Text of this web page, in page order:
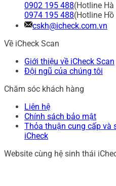
0902 195 488(Hotline Hà
0974 195 488(Hotline
cskh@icheck.com.vn
Về iCheck Scan
Giới thiệu về iCheck Scan
Đội ngũ của chúng tôi
Chăm sóc khách hàng
Liên hệ
Chính sách bảo mật
Thỏa thuận cung cấp và
iCheck
Website cùng hệ sinh thái